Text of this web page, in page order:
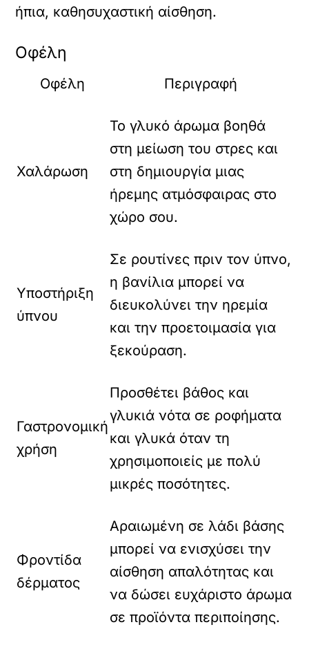
ήπια, καθησυχαστική αίσθηση.
Οφέλη
Οφέλη Περιγραφή
Χαλάρωση
Το γλυκό άρωμα βοηθά
στη μείωση του στρες και
στη δημιουργία μιας
ήρεμης ατμόσφαιρας στο
χώρο σου.
Υποστήριξη
ύπνου
Σε ρουτίνες πριν τον ύπνο,
η βανίλια μπορεί να
διευκολύνει την ηρεμία
και την προετοιμασία για
ξεκούραση.
Γαστρονομική
χρήση
Προσθέτει βάθος και
γλυκιά νότα σε ροφήματα
και γλυκά όταν τη
χρησιμοποιείς με πολύ
μικρές ποσότητες.
Φροντίδα
δέρματος
Αραιωμένη σε λάδι βάσης
μπορεί να ενισχύσει την
αίσθηση απαλότητας και
να δώσει ευχάριστο άρωμα
σε προϊόντα περιποίησης.